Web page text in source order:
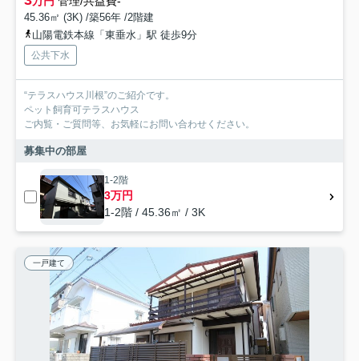
45.36㎡ (3K) /築56年 /2階建
山陽電鉄本線「東垂水」駅 徒歩9分
公共下水
“テラスハウス川根”のご紹介です。
ペット飼育可テラスハウス
ご内覧・ご質問等、お気軽にお問い合わせください。
募集中の部屋
1-2階
3万円
1-2階 / 45.36㎡ / 3K
一戸建て